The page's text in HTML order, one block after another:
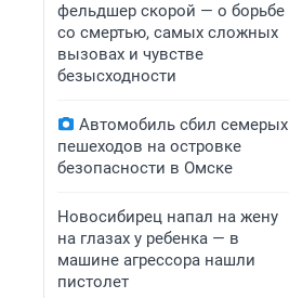
фельдшер скорой — о борьбе
со смертью, самых сложных
вызовах и чувстве
безысходности
Автомобиль сбил семерых
пешеходов на островке
безопасности в Омске
Новосибирец напал на жену
на глазах у ребенка — в
машине агрессора нашли
пистолет